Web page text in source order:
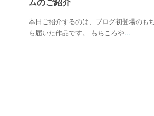
本日ご紹介するのは、ブログ初登場のも
ら届いた作品です。 もちころや...